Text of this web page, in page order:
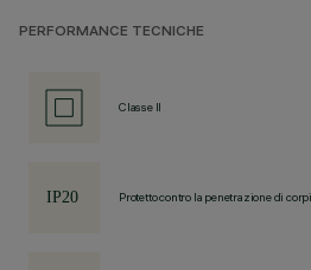
PERFORMANCE TECNICHE
Classe II
Protetto contro la penetrazione di